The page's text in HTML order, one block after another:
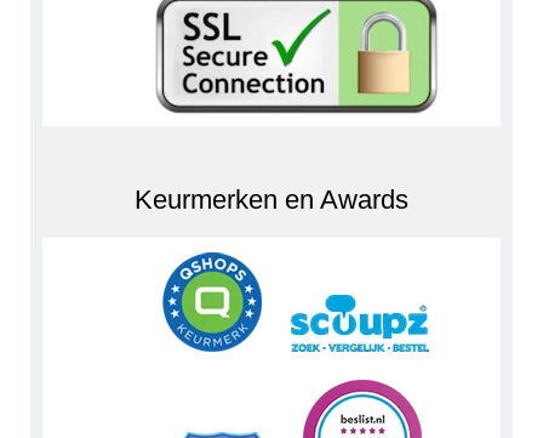
Keurmerken en Awards